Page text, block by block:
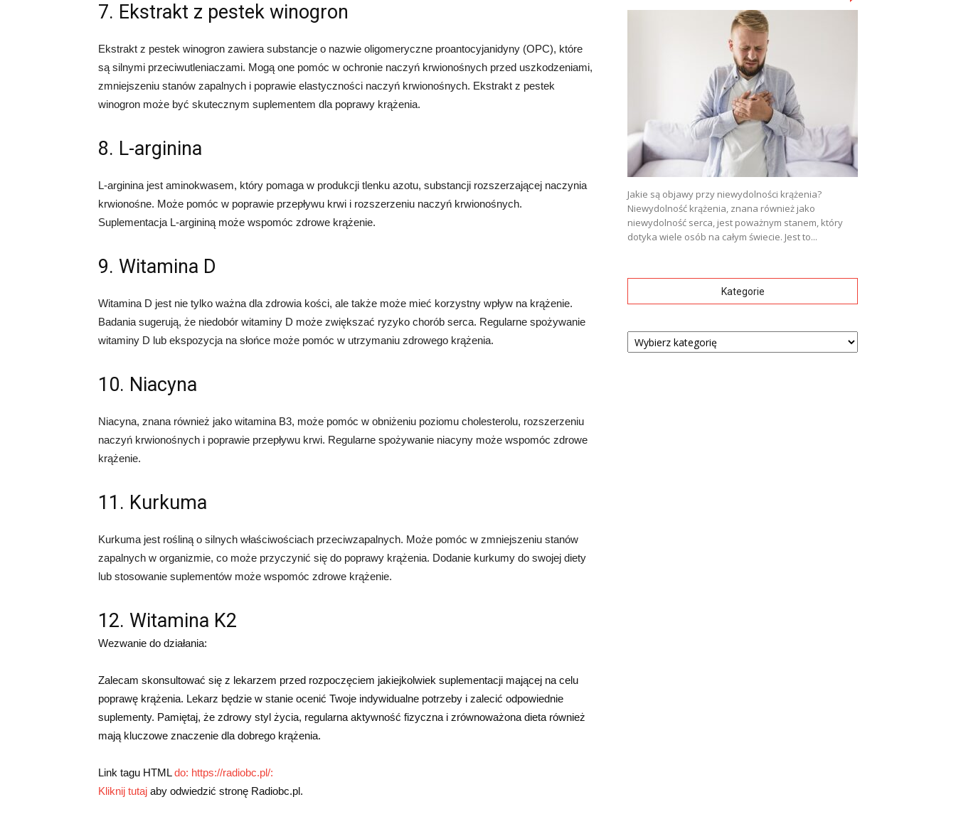
7. Ekstrakt z pestek winogron
Ekstrakt z pestek winogron zawiera substancje o nazwie oligomeryczne proantocyjanidyny (OPC), które
są silnymi przeciwutleniaczami. Mogą one pomóc w ochronie naczyń krwionośnych przed uszkodzeniami,
zmniejszeniu stanów zapalnych i poprawie elastyczności naczyń krwionośnych. Ekstrakt z pestek
winogron może być skutecznym suplementem dla poprawy krążenia.
8. L-arginina
L-arginina jest aminokwasem, który pomaga w produkcji tlenku azotu, substancji rozszerzającej naczynia
krwionośne. Może pomóc w poprawie przepływu krwi i rozszerzeniu naczyń krwionośnych.
Suplementacja L-argininą może wspomóc zdrowe krążenie.
9. Witamina D
Witamina D jest nie tylko ważna dla zdrowia kości, ale także może mieć korzystny wpływ na krążenie.
Badania sugerują, że niedobór witaminy D może zwiększać ryzyko chorób serca. Regularne spożywanie
witaminy D lub ekspozycja na słońce może pomóc w utrzymaniu zdrowego krążenia.
10. Niacyna
Niacyna, znana również jako witamina B3, może pomóc w obniżeniu poziomu cholesterolu, rozszerzeniu
naczyń krwionośnych i poprawie przepływu krwi. Regularne spożywanie niacyny może wspomóc zdrowe
krążenie.
11. Kurkuma
Kurkuma jest rośliną o silnych właściwościach przeciwzapalnych. Może pomóc w zmniejszeniu stanów
zapalnych w organizmie, co może przyczynić się do poprawy krążenia. Dodanie kurkumy do swojej diety
lub stosowanie suplementów może wspomóc zdrowe krążenie.
12. Witamina K2
Wezwanie do działania:
Zalecam skonsultować się z lekarzem przed rozpoczęciem jakiejkolwiek suplementacji mającej na celu
poprawę krążenia. Lekarz będzie w stanie ocenić Twoje indywidualne potrzeby i zalecić odpowiednie
suplementy. Pamiętaj, że zdrowy styl życia, regularna aktywność fizyczna i zrównoważona dieta również
mają kluczowe znaczenie dla dobrego krążenia.
Link tagu HTMLdo: https://radiobc.pl/:
Kliknij tutaj aby odwiedzić stronę Radiobc.pl.
Jakie są objawy przy niewydolności krążenia?
Niewydolność krążenia, znana również jako
niewydolność serca, jest poważnym stanem, który
dotyka wiele osób na całym świecie. Jest to...
Kategorie
Kategorie